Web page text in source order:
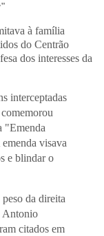
à família
do Centrão
dos interesses da
interceptadas
"Emenda
visava
e blindar o
da direita
Antonio
citados em